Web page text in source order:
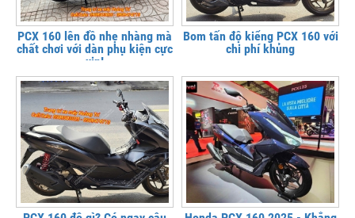
PCX 160 lên đồ nhẹ nhàng mà
chất chơi với dàn phụ kiện cực
xịn!
Bom tấn độ kiểng PCX 160 với
chi phí khủng